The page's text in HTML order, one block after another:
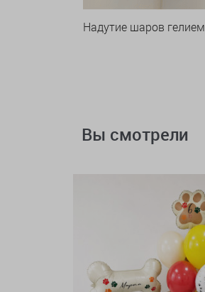
Надутие шаров гелием
Вы смотрели